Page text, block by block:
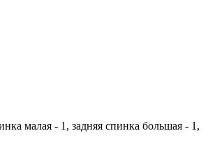
малая - 1, задняя спинка большая - 1,